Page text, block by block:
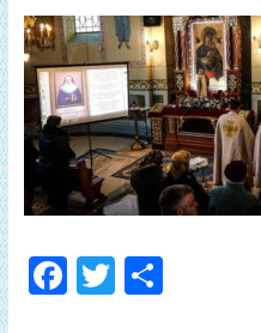
F T П